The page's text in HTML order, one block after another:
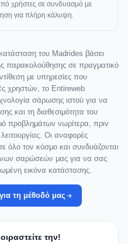
χρήστες σε συνδυασμό με
για πλήρη κάλυψη.
του Madrides βάσει
παρακολούθησης σε πραγματικό
με υπηρεσίες που
χρηστών, το Entireweb
σάρωσης ιστού για να
και τη διαθεσιμότητα του
προβλημάτων νωρίτερα, πριν
Οι αναφορές
όλο τον κόσμο και συνδυάζονται
σαρώσεών μας για να σας
εικόνα κατάστασης.
τη μέθοδό μας
την!